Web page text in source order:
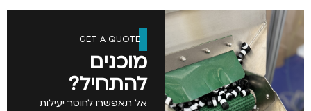
GET A QUOTE
מוכנים
להתחיל?
אל תאפשרו לחוסר יעילות